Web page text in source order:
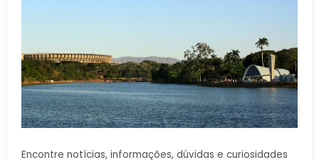
Encontre notícias, informações, dúvidas e curiosidades